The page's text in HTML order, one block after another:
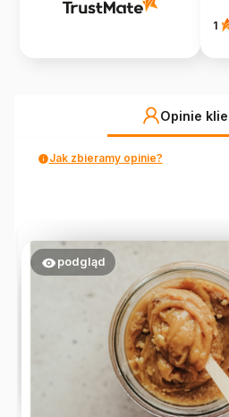
1
Opinie
Jak zbieramy opinie?
podgląd